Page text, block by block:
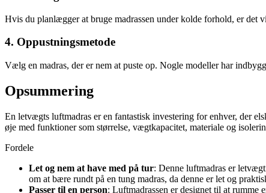
Hvis du planlægger at bruge madrassen under kolde forhold, er det
4. Oppustningsmetode
Vælg en madras, der er nem at puste op. Nogle modeller har
Opsummering
En letvægts luftmadras er en fantastisk investering for enhver, der
øje med funktioner som størrelse, vægtkapacitet, materiale og
Fordele
Let og nem at have med på tur: Denne luftmadras er
om at bære rundt på en tung madras, da denne er let og
Passer til en person: Luftmadrassen er designet til at rumme